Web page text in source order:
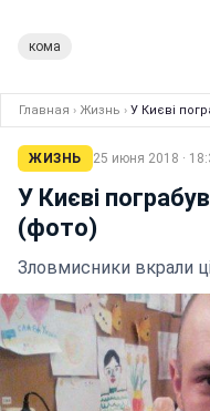
кома
Главная › Жизнь › У Києві
ЖИЗНЬ 25 июня 2018 ·
У Києві
(фото)
Зловмисники вкрали